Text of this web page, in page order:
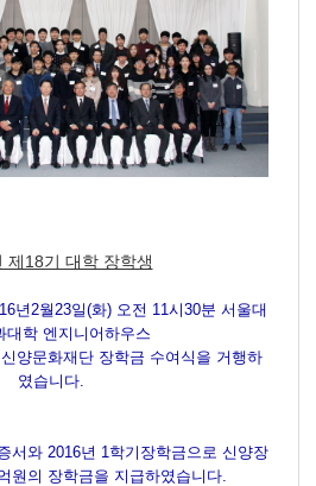
제18기 대학 장학생
년2월23일(화) 오전 11시30분 서울대
대학 엔지니어하우스
양문화재단 장학금 수여식을 거행하
였습니다.
서와 2016년 1학기장학금으로 신양장
원의 장학금을 지급하였습니다.